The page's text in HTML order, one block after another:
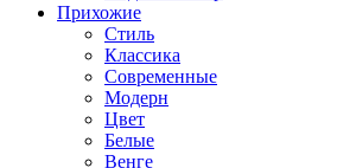
Прихожие
Стиль
Классика
Современные
Модерн
Цвет
Белые
Венге